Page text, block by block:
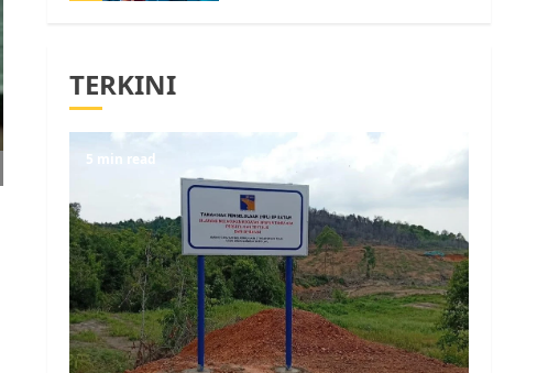
5 JULI 15, 2026
1
Pemko Batam Tegaskan
RT dan RW bukan Petugas
Pendataan dan
Pemungutan Pajak
AGUSTUS 1, 2026 0
TERKINI
5 min read